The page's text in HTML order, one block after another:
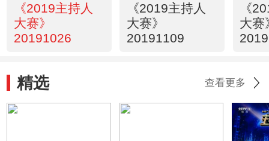
《2019主持人
大赛》
20191026
《2019主持人
大赛》
20191109
《
大赛
精选 查看更多